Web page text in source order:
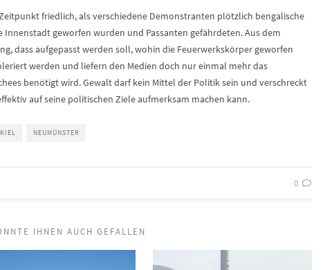
friedlich, als verschiedene Demonstranten plötzlich bengalische
geworfen wurden und Passanten gefährdeten. Aus dem
dass aufgepasst werden soll, wohin die Feuerwerkskörper geworfen
werden und liefern den Medien doch nur einmal mehr das
benötigt wird. Gewalt darf kein Mittel der Politik sein und verschreckt
auf seine politischen Ziele aufmerksam machen kann.
KIEL NEUMÜNSTER
0
IHNEN AUCH GEFALLEN